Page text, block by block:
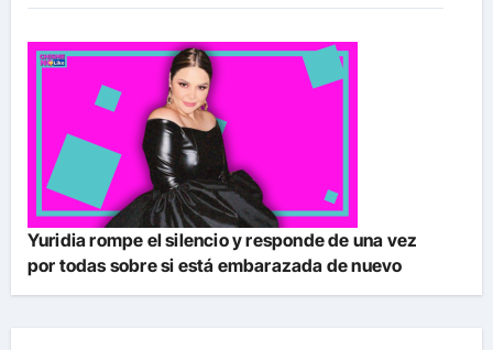
Yuridia rompe el silencio y responde de una vez
por todas sobre si está embarazada de nuevo